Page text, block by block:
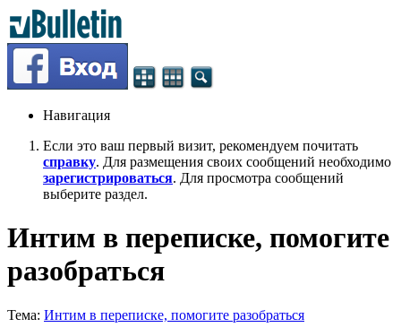
Навигация
Если это ваш первый визит, рекомендуем почитать
справку. Для размещения своих сообщений необходимо
зарегистрироваться. Для просмотра сообщений
выберите раздел.
Интим в переписке, помогите
разобраться
Тема: Интим в переписке, помогите разобраться